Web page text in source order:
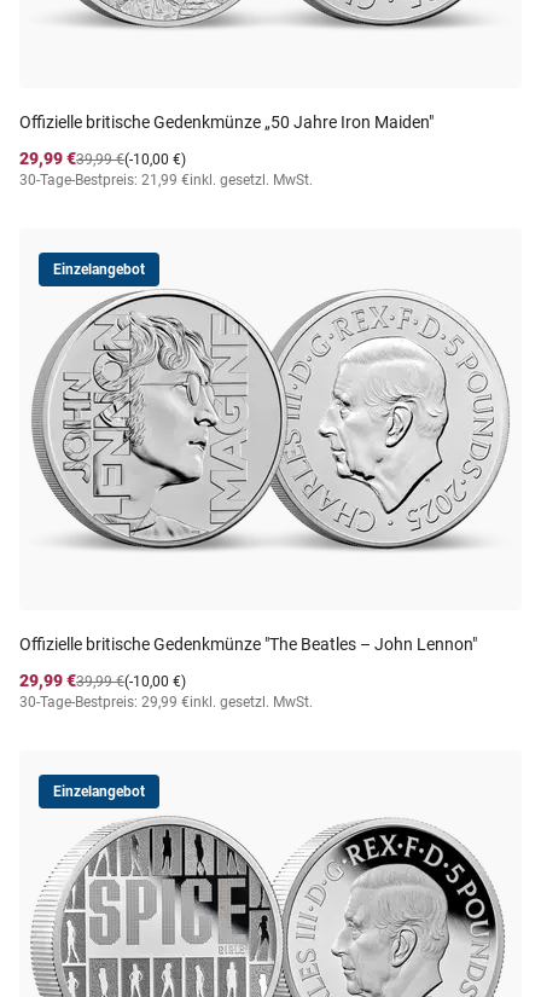
Offizielle britische Gedenkmünze „50 Jahre Iron Maiden"
29,99 €
(-10,00 €)
39,99 €
30-Tage-Bestpreis: 21,99 €inkl. gesetzl. MwSt.
Einzelangebot
Offizielle britische Gedenkmünze "The Beatles – John Lennon"
29,99 €
(-10,00 €)
39,99 €
30-Tage-Bestpreis: 29,99 €inkl. gesetzl. MwSt.
Einzelangebot